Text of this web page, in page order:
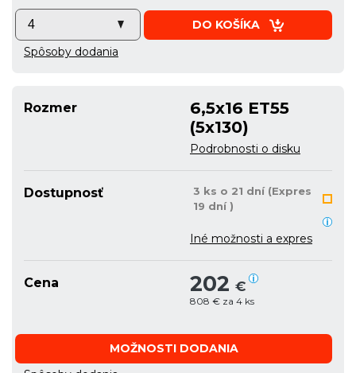
DO KOŠÍKA
Spôsoby dodania
Rozmer
6,5x16 ET55
(5x130)
Podrobnosti o disku
Dostupnosť
3 ks o 21 dní (Expres
19 dní )
Iné možnosti a expres
Cena 202 €
808 € za 4 ks
MOŽNOSTI DODANIA